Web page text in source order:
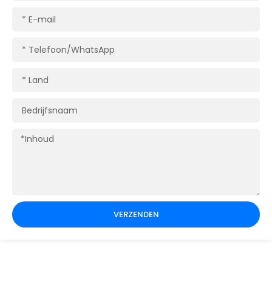
mail
Telefoon/WhatsApp
Land
Bedrijfsnaam
Inhoud
VERZENDEN